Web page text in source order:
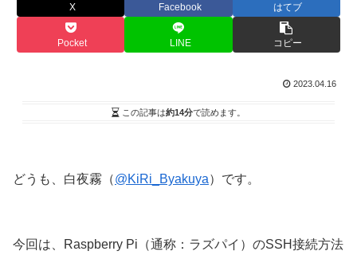
X Facebook はてブ
Pocket LINE コピー
2023.04.16
この記事は約14分で読めます。
どうも、白夜霧（@KiRi_Byakuya）です。
今回は、Raspberry Pi（通称：ラズパイ）のSSH接続方法